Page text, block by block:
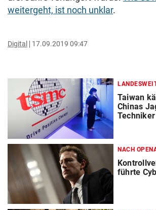
weitergeht, ist noch unklar.
Digital 17.09.2019 09:47
Taiwan
Chinas
Techniker
NACH
führte